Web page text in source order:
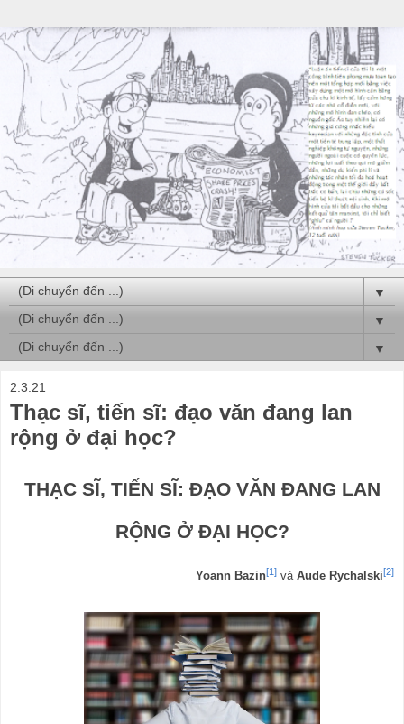
▼
▼
▼
2.3.21
Thạc sĩ, tiến sĩ: đạo văn đang lan
rộng ở đại học?
THẠC SĨ, TIẾN SĨ: ĐẠO VĂN ĐANG LAN
RỘNG Ở ĐẠI HỌC?
Yoann Bazin[1] và Aude Rychalski[2]